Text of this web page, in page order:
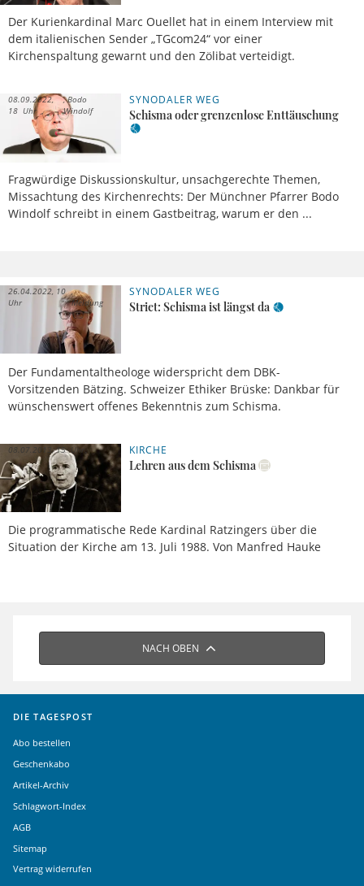
Der Kurienkardinal Marc Ouellet hat in einem Interview mit
dem italienischen Sender „TGcom24“ vor einer
Kirchenspaltung gewarnt und den Zölibat verteidigt.
SYNODALER WEG
Schisma oder grenzenlose Enttäuschung
Fragwürdige Diskussionskultur, unsachgerechte Themen,
Missachtung des Kirchenrechts: Der Münchner Pfarrer Bodo
Windolf schreibt in einem Gastbeitrag, warum er den ...
08.09.2022,
18 Uhr
Bodo
Windolf
SYNODALER WEG
Striet: Schisma ist längst da
Der Fundamentaltheologe widerspricht dem DBK-
Vorsitzenden Bätzing. Schweizer Ethiker Brüske: Dankbar für
wünschenswert offenes Bekenntnis zum Schisma.
26.04.2022, 10
Uhr
Meldung
KIRCHE
Lehren aus dem Schisma
Die programmatische Rede Kardinal Ratzingers über die
Situation der Kirche am 13. Juli 1988. Von Manfred Hauke
08.07.2013, 15 Uhr
NACH OBEN
DIE TAGESPOST
Abo bestellen
Geschenkabo
Artikel-Archiv
Schlagwort-Index
AGB
Sitemap
Vertrag widerrufen